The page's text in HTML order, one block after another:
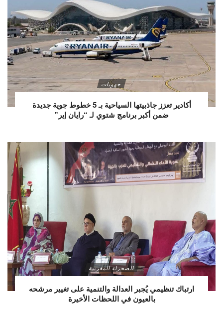
جهويات
أكادير تعزز جاذبيتها السياحية بـ 5 خطوط جوية جديدة
ضمن أكبر برنامج شتوي لـ “رايان إير”
الصحراء المغربية
ارتباك تنظيمي يُجبر العدالة والتنمية على تغيير مرشحه
بالعيون في اللحظات الأخيرة